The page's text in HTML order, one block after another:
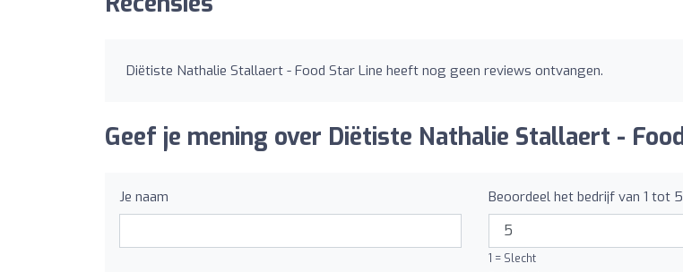
Diëtiste Nathalie Stallaert - Food Star Line heeft nog geen reviews ontvangen.
Geef je mening over Diëtiste Nathalie Stallaert -
Je naam Beoordeel het bedrijf van 1 tot 5
1 = Slecht